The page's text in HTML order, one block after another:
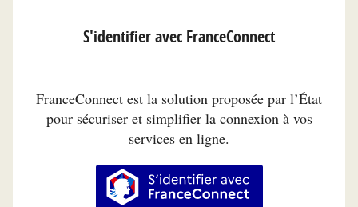
S'identifier avec FranceConnect
FranceConnect est la solution proposée par l’État
pour sécuriser et simplifier la connexion à vos
services en ligne.
S’identifier avec